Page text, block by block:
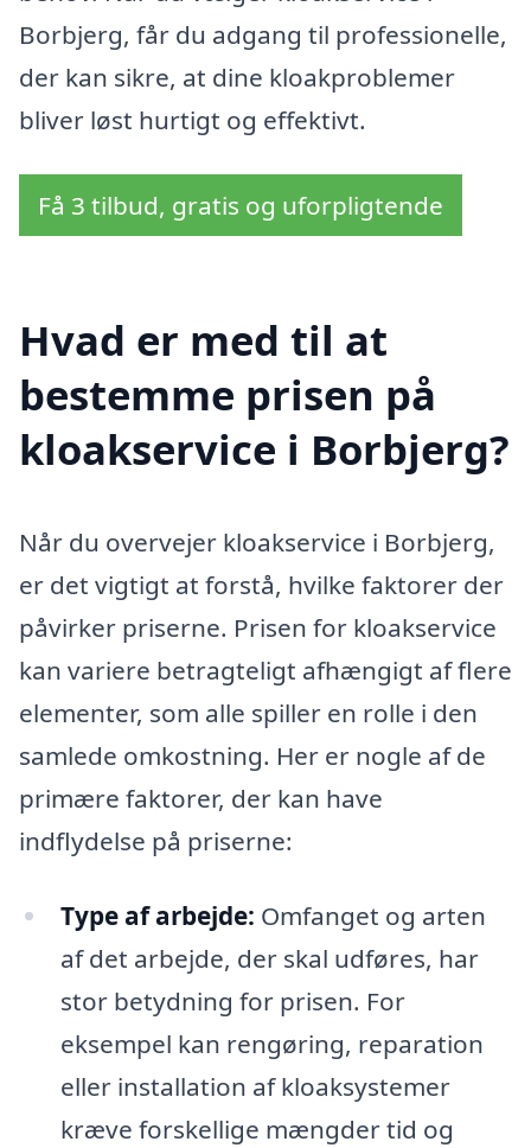
Borbjerg, får du adgang til professionelle,
der kan sikre, at dine kloakproblemer
bliver løst hurtigt og effektivt.
Få 3 tilbud, gratis og uforpligtende
Hvad er med til at
bestemme prisen på
kloakservice i Borbjerg?
Når du overvejer kloakservice i Borbjerg,
er det vigtigt at forstå, hvilke faktorer der
påvirker priserne. Prisen for kloakservice
kan variere betragteligt afhængigt af flere
elementer, som alle spiller en rolle i den
samlede omkostning. Her er nogle af de
primære faktorer, der kan have
indflydelse på priserne:
Type af arbejde: Omfanget og arten
af det arbejde, der skal udføres, har
stor betydning for prisen. For
eksempel kan rengøring, reparation
eller installation af kloaksystemer
kræve forskellige mængder tid og